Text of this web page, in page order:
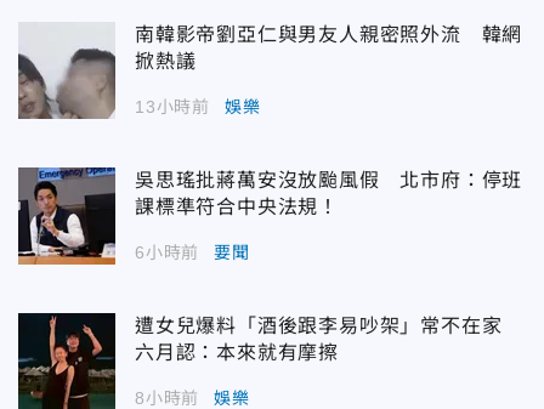
南韓影帝劉亞仁與男友人親密照外流 韓網
掀熱議
13小時前 娛樂
吳思瑤批蔣萬安沒放颱風假 北市府：停班
課標準符合中央法規！
6小時前 要聞
遭女兒爆料「酒後跟李易吵架」常不在家
六月認：本來就有摩擦
8小時前 娛樂